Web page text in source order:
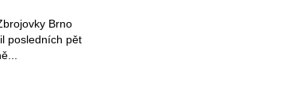
Brno
posledních pět